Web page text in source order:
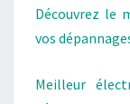
Découvrez le
vos
Meilleur